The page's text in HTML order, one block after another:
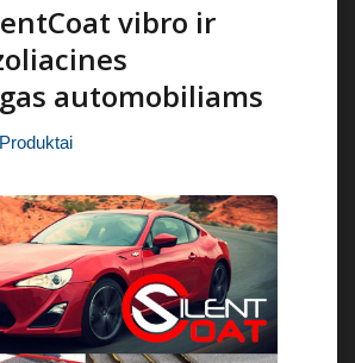
vibro ir
automobiliams
Produktai